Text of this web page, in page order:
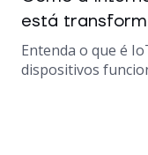
está
Entenda o que é
dispositivos